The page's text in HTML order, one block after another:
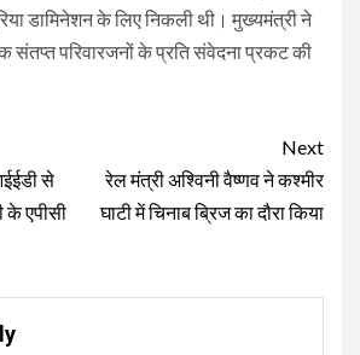
डामिनेशन के लिए निकली थी। मुख्यमंत्री ने
संतप्त परिवारजनों के प्रति संवेदना प्रकट की
से
के एपीसी
Next
रेल मंत्री अश्विनी वैष्णव ने कश्मीर
घाटी में चिनाब ब्रिज का दौरा किया